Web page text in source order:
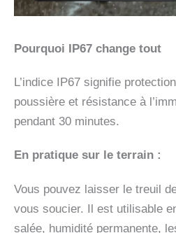
Pourquoi IP67 change tout
L’indice IP67 signifie
poussière et résistance à
pendant 30 minutes.
En pratique sur le terrain :
Vous pouvez laisser le treuil
vous soucier. Il est utilisable
salée, humidité permanente,